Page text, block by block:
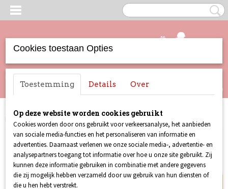
Inloggen Registreren
Geen producten (0)
Home >Merchandise>Tassen>Schoudertas Freddie Mercury
Sale!
Cookies toestaan Opties
Toestemming Details Over
Op deze website worden cookies gebruikt
Cookies worden door ons gebruikt voor verkeersanalyse, het aanbieden
van sociale media-functies en het personaliseren van informatie en
advertenties. Daarnaast verlenen we onze sociale media-, advertentie- en
analysepartners toegang tot informatie over hoe u onze site gebruikt. Zij
kunnen deze informatie gebruiken in combinatie met andere gegevens
die zij mogelijk hebben verzameld door uw gebruik van hun diensten of
die u hen hebt verstrekt.